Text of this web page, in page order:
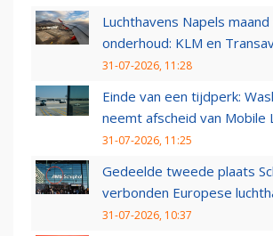
Luchthavens Napels
onderhoud: KLM en
31-07-2026, 11:28
Einde van een tijdperk:
neemt afscheid van Mobile
31-07-2026, 11:25
Gedeelde tweede plaats
verbonden Europese
31-07-2026, 10:37